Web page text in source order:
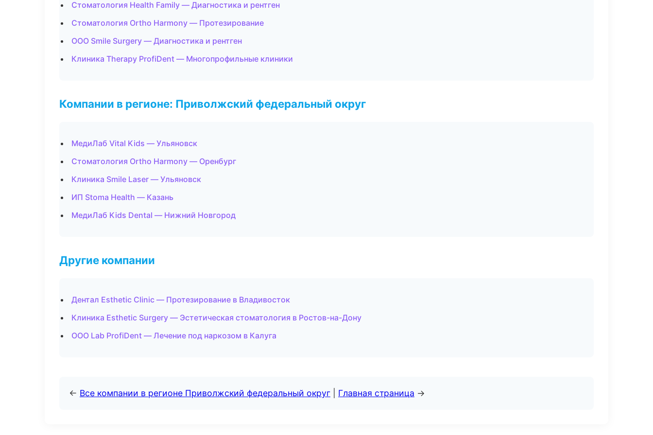
Стоматология Health Family — Диагностика и рентген
Стоматология Ortho Harmony — Протезирование
ООО Smile Surgery — Диагностика и рентген
Клиника Therapy ProfiDent — Многопрофильные клиники
Компании в регионе: Приволжский федеральный округ
МедиЛаб Vital Kids — Ульяновск
Стоматология Ortho Harmony — Оренбург
Клиника Smile Laser — Ульяновск
ИП Stoma Health — Казань
МедиЛаб Kids Dental — Нижний Новгород
Другие компании
Дентал Esthetic Clinic — Протезирование в Владивосток
Клиника Esthetic Surgery — Эстетическая стоматология в Ростов-на-Дону
ООО Lab ProfiDent — Лечение под наркозом в Калуга
← Все компании в регионе Приволжский федеральный округ Главная страница →